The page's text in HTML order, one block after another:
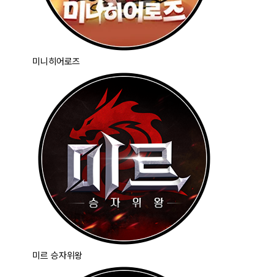
미니히어로즈
미르 승자위왕